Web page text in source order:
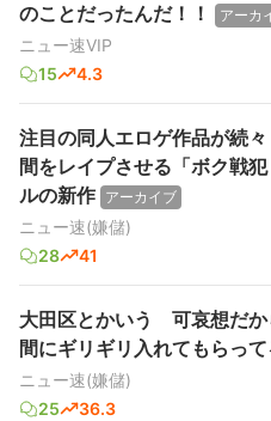
のことだったんだ！！
アーカ
ニュー速VIP
15
4.3
注目の同人エロゲ作品が続
間をレイプさせる「ボク戦
ルの新作 アーカイブ
ニュー速(嫌儲)
28
41
大田区とかいう 可哀想だ
間にギリギリ入れてもらっ
ニュー速(嫌儲)
25
36.3